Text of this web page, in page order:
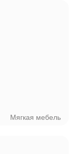
Мягкая мебель